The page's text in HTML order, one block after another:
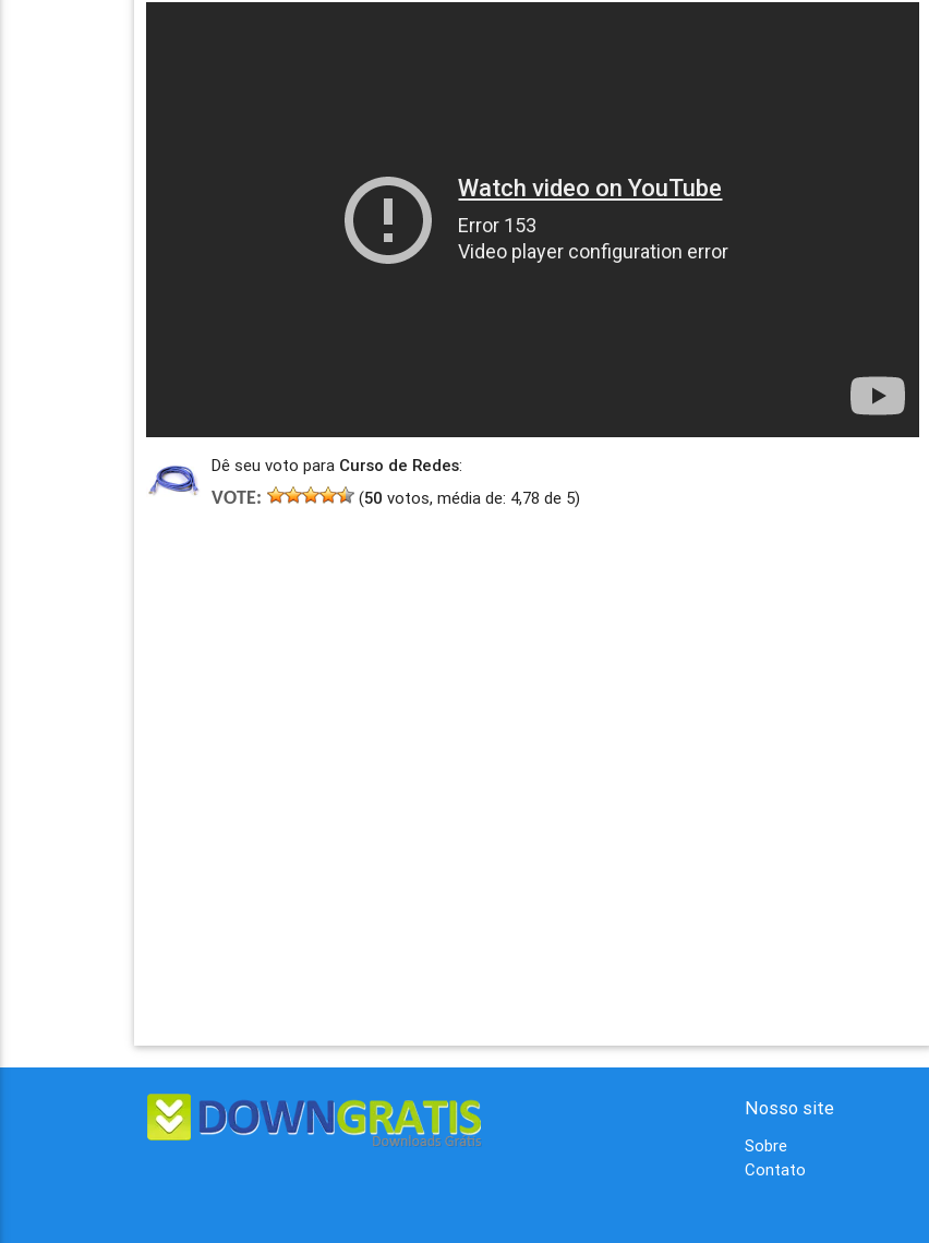
Dê seu voto para Curso de Redes:
VOTE:
(50 votos, média de: 4,78 de 5)
Nosso site
Sobre
Contato